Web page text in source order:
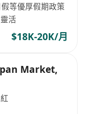
等優厚假期政策
活
$18K-20K/月
Market,